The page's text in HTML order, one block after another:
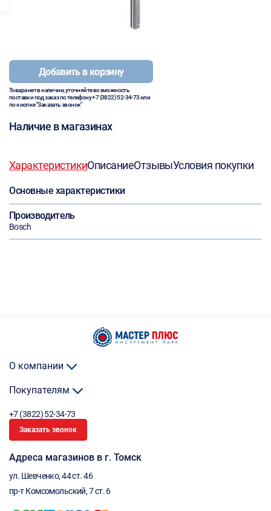
Добавить в корзину
Товара нет в наличии, уточняйте возможность
поставки под заказ по телефону+7 (3822) 52-34-73или
по кнопке "Заказать звонок"
Наличие в магазинах
ХарактеристикиОписаниеОтзывыУсловия покупки
Основные характеристики
Производитель
Bosch
О компании
Покупателям
+7 (3822) 52-34-73
Заказать звонок
Адреса магазинов в г. Томск
ул. Шевченко, 44 ст. 46
пр-т Комсомольский, 7 ст. 6